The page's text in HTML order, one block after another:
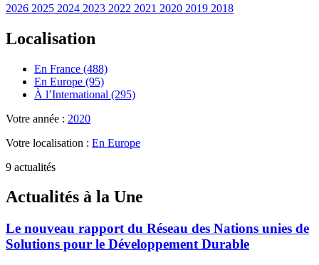
2026 2025 2024 2023 2022 2021 2020 2019 2018
Localisation
En France (488)
En Europe (95)
À l’International (295)
Votre année : 2020
Votre localisation : En Europe
9 actualités
Actualités à la Une
Le nouveau rapport du Réseau des Nations unies de
Solutions pour le Développement Durable